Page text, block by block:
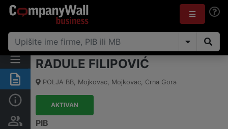
Sažetak
Osobe i vlasništvo
RADULE FILIPOVIĆ
POLJA BB, Mojkovac, Mojkovac, Crna Gora
AKTIVAN
PIB